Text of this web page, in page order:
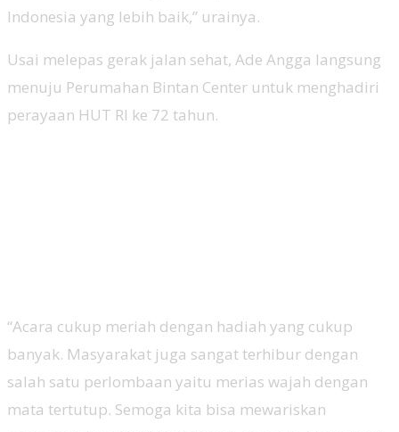
Indonesia yang lebih baik,” urainya.
Usai melepas gerak jalan sehat, Ade Angga langsung
menuju Perumahan Bintan Center untuk menghadiri
perayaan HUT RI ke 72 tahun.
“Acara cukup meriah dengan hadiah yang cukup
banyak. Masyarakat juga sangat terhibur dengan
salah satu perlombaan yaitu merias wajah dengan
mata tertutup. Semoga kita bisa mewariskan